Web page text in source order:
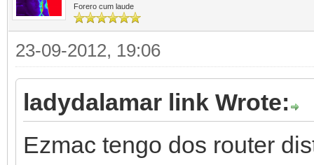
Forero cum laude
23-09-2012, 19:06
ladydalamar link Wrote:
Ezmac tengo dos router